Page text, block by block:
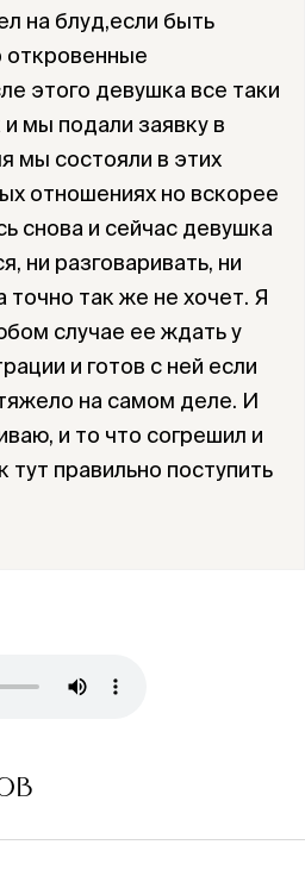
на блуд,если быть
откровенные
этого девушка все таки
и мы подали заявку в
мы состояли в этих
отношениях но вскорее
снова и сейчас девушка
ни разговаривать, ни
точно так же не хочет. Я
случае ее ждать у
и готов с ней если
на самом деле. И
и то что согрешил и
тут правильно поступить